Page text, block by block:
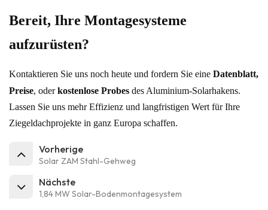
Bereit, Ihre Montagesysteme
aufzurüsten?
Kontaktieren Sie uns noch heute und fordern Sie eine Datenblatt,
Preise, oderkostenlose Probes des Aluminium-Solarhakens.
Lassen Sie uns mehr Effizienz und langfristigen Wert für Ihre
Ziegeldachprojekte in ganz Europa schaffen.
Vorherige
Solar ZAM Stahl-Gehweg
Nächste
1,84 MW Solar-Bodenmontagesystem